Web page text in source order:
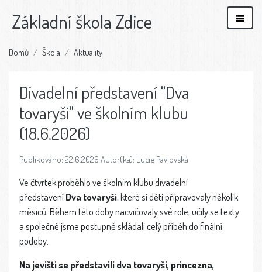
Základní škola Zdice
Domů Škola Aktuality
Divadelní představení "Dva
tovaryši" ve školním klubu
(18.6.2026)
Publikováno: 22.6.2026 Autor(ka): Lucie Pavlovská
Ve čtvrtek proběhlo ve školním klubu divadelní
představeníDva tovaryši, které si děti připravovaly několik
měsíců. Během této doby nacvičovaly své role, učily se texty
a společně jsme postupně skládali celý příběh do finální
podoby.
Na jevišti se představili dva tovaryši, princezna,